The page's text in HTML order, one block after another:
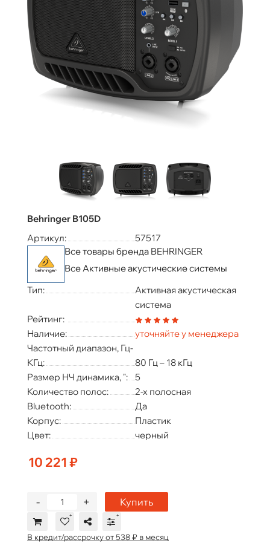
Behringer B105D
Артикул:
57517
Все товары бренда BEHRINGER
Все Активные акустические системы
Тип:
Активная акустическая
система
Рейтинг:
Наличие:
уточняйте у менеджера
Частотный диапазон, Гц-
КГц:
80 Гц – 18 кГц
Размер НЧ динамика, ":
5
Количество полос:
2-х полосная
Bluetooth:
Да
Корпус:
Пластик
Цвет:
черный
10 221 ₽
+
- Купить
В кредит/рассрочку от 538 ₽ в месяц